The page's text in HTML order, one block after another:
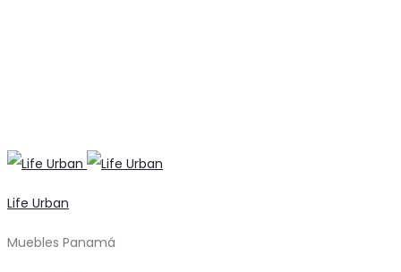
Life Urban
Muebles Panamá